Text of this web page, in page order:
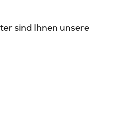
sind Ihnen unsere